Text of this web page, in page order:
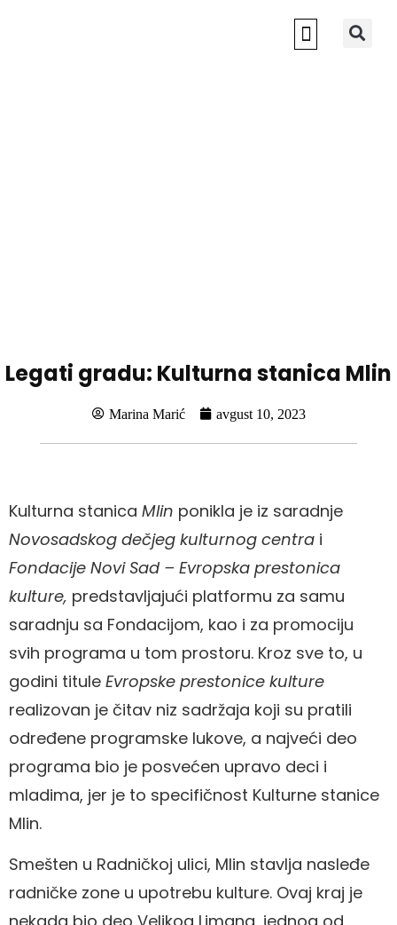
Legati gradu: Kulturna stanica Mlin
Marina Marić avgust 10, 2023
Kulturna stanica Mlin ponikla je iz saradnje
Novosadskog dečjeg kulturnog centra i
Fondacije Novi Sad – Evropska prestonica
kulture, predstavljajući platformu za samu
saradnju sa Fondacijom, kao i za promociju
svih programa u tom prostoru. Kroz sve to, u
godini titule Evropske prestonice kulture
realizovan je čitav niz sadržaja koji su pratili
određene programske lukove, a najveći deo
programa bio je posvećen upravo deci i
mladima, jer je to specifičnost Kulturne stanice
Mlin.
Smešten u Radničkoj ulici, Mlin stavlja nasleđe
radničke zone u upotrebu kulture. Ovaj kraj je